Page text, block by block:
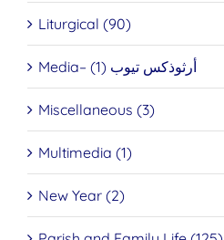
Liturgical (90)
Media– أرثوذكس تيوب (1)
Miscellaneous (3)
Multimedia (1)
New Year (2)